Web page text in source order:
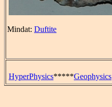
Mindat: Duftite
HyperPhysics*****Geophysics